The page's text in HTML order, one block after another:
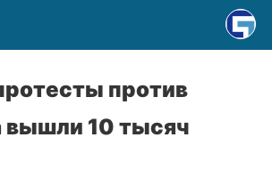
против
вышли 10 тысяч